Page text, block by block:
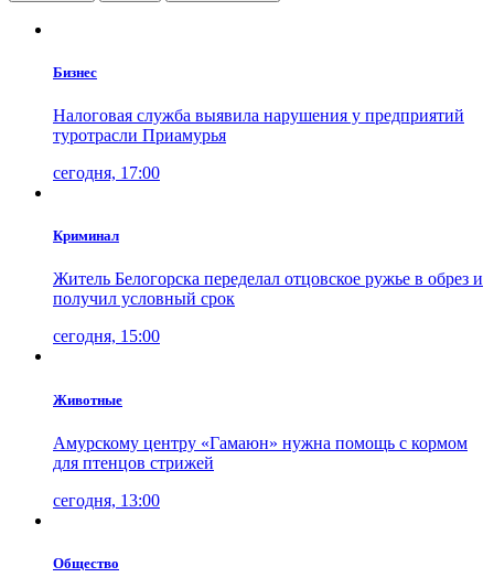
Бизнес
Налоговая служба выявила нарушения у предприятий
туротрасли Приамурья
сегодня, 17:00
Криминал
Житель Белогорска переделал отцовское ружье в обрез и
получил условный срок
сегодня, 15:00
Животные
Амурскому центру «Гамаюн» нужна помощь с кормом
для птенцов стрижей
сегодня, 13:00
Общество